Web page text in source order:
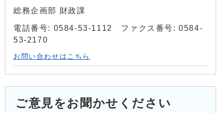
総務企画部 財政課
電話番号: 0584-53-1112 ファクス番号: 0584-
53-2170
お問い合わせはこちら
ご意見をお聞かせください